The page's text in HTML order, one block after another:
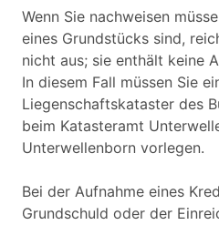
Wenn Sie nachweisen
eines Grundstücks sind,
nicht aus; sie enthält keine
In diesem Fall müssen Sie
Liegenschaftskataster des
beim Katasteramt
Unterwellenborn vorlegen.
Bei der Aufnahme eines
Grundschuld oder der